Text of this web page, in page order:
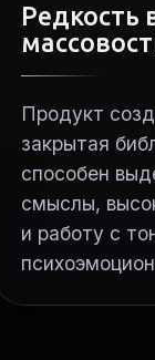
Редкость
Продукт
закрытая
способен
смыслы,
и работу с